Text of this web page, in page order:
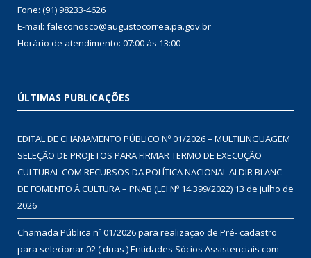
Fone: (91) 98233-4626
E-mail: faleconosco@augustocorrea.pa.gov.br
Horário de atendimento: 07:00 às 13:00
ÚLTIMAS PUBLICAÇÕES
EDITAL DE CHAMAMENTO PÚBLICO Nº 01/2026 – MULTILINGUAGEM
SELEÇÃO DE PROJETOS PARA FIRMAR TERMO DE EXECUÇÃO
CULTURAL COM RECURSOS DA POLÍTICA NACIONAL ALDIR BLANC
DE FOMENTO À CULTURA – PNAB (LEI Nº 14.399/2022) 13 de julho de
2026
Chamada Pública nº 01/2026 para realização de Pré- cadastro
para selecionar 02 ( duas ) Entidades Sócios Assistenciais com